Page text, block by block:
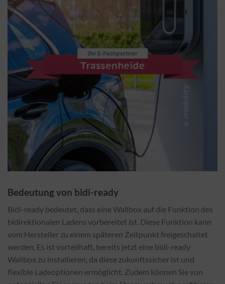
Bedeutung von bidi-ready
Bidi-ready bedeutet, dass eine Wallbox auf die Funktion des
bidirektionalen Ladens vorbereitet ist. Diese Funktion kann
vom Hersteller zu einem späteren Zeitpunkt freigeschaltet
werden. Es ist vorteilhaft, bereits jetzt eine bidi-ready
Wallbox zu installieren, da diese zukunftssicher ist und
flexible Ladeoptionen ermöglicht. Zudem können Sie von